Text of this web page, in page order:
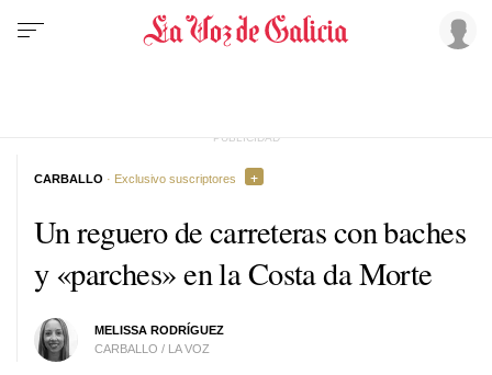
Un reguero de carreteras con baches
y «parches» en la Costa da Morte
MELISSA RODRÍGUEZ
CARBALLO / LA VOZ
CARBALLO · Exclusivo suscriptores